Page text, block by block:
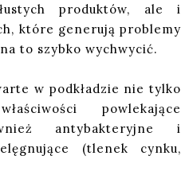
produktów, ale i
które generują problemy
to szybko wychwycić.
w podkładzie nie tylko
powlekające
antybakteryjne i
(tlenek cynku,